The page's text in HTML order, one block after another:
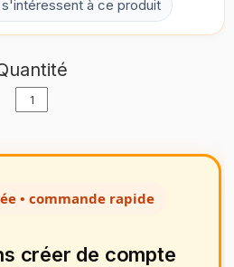
à ce produit
• commande rapide
créer de compte